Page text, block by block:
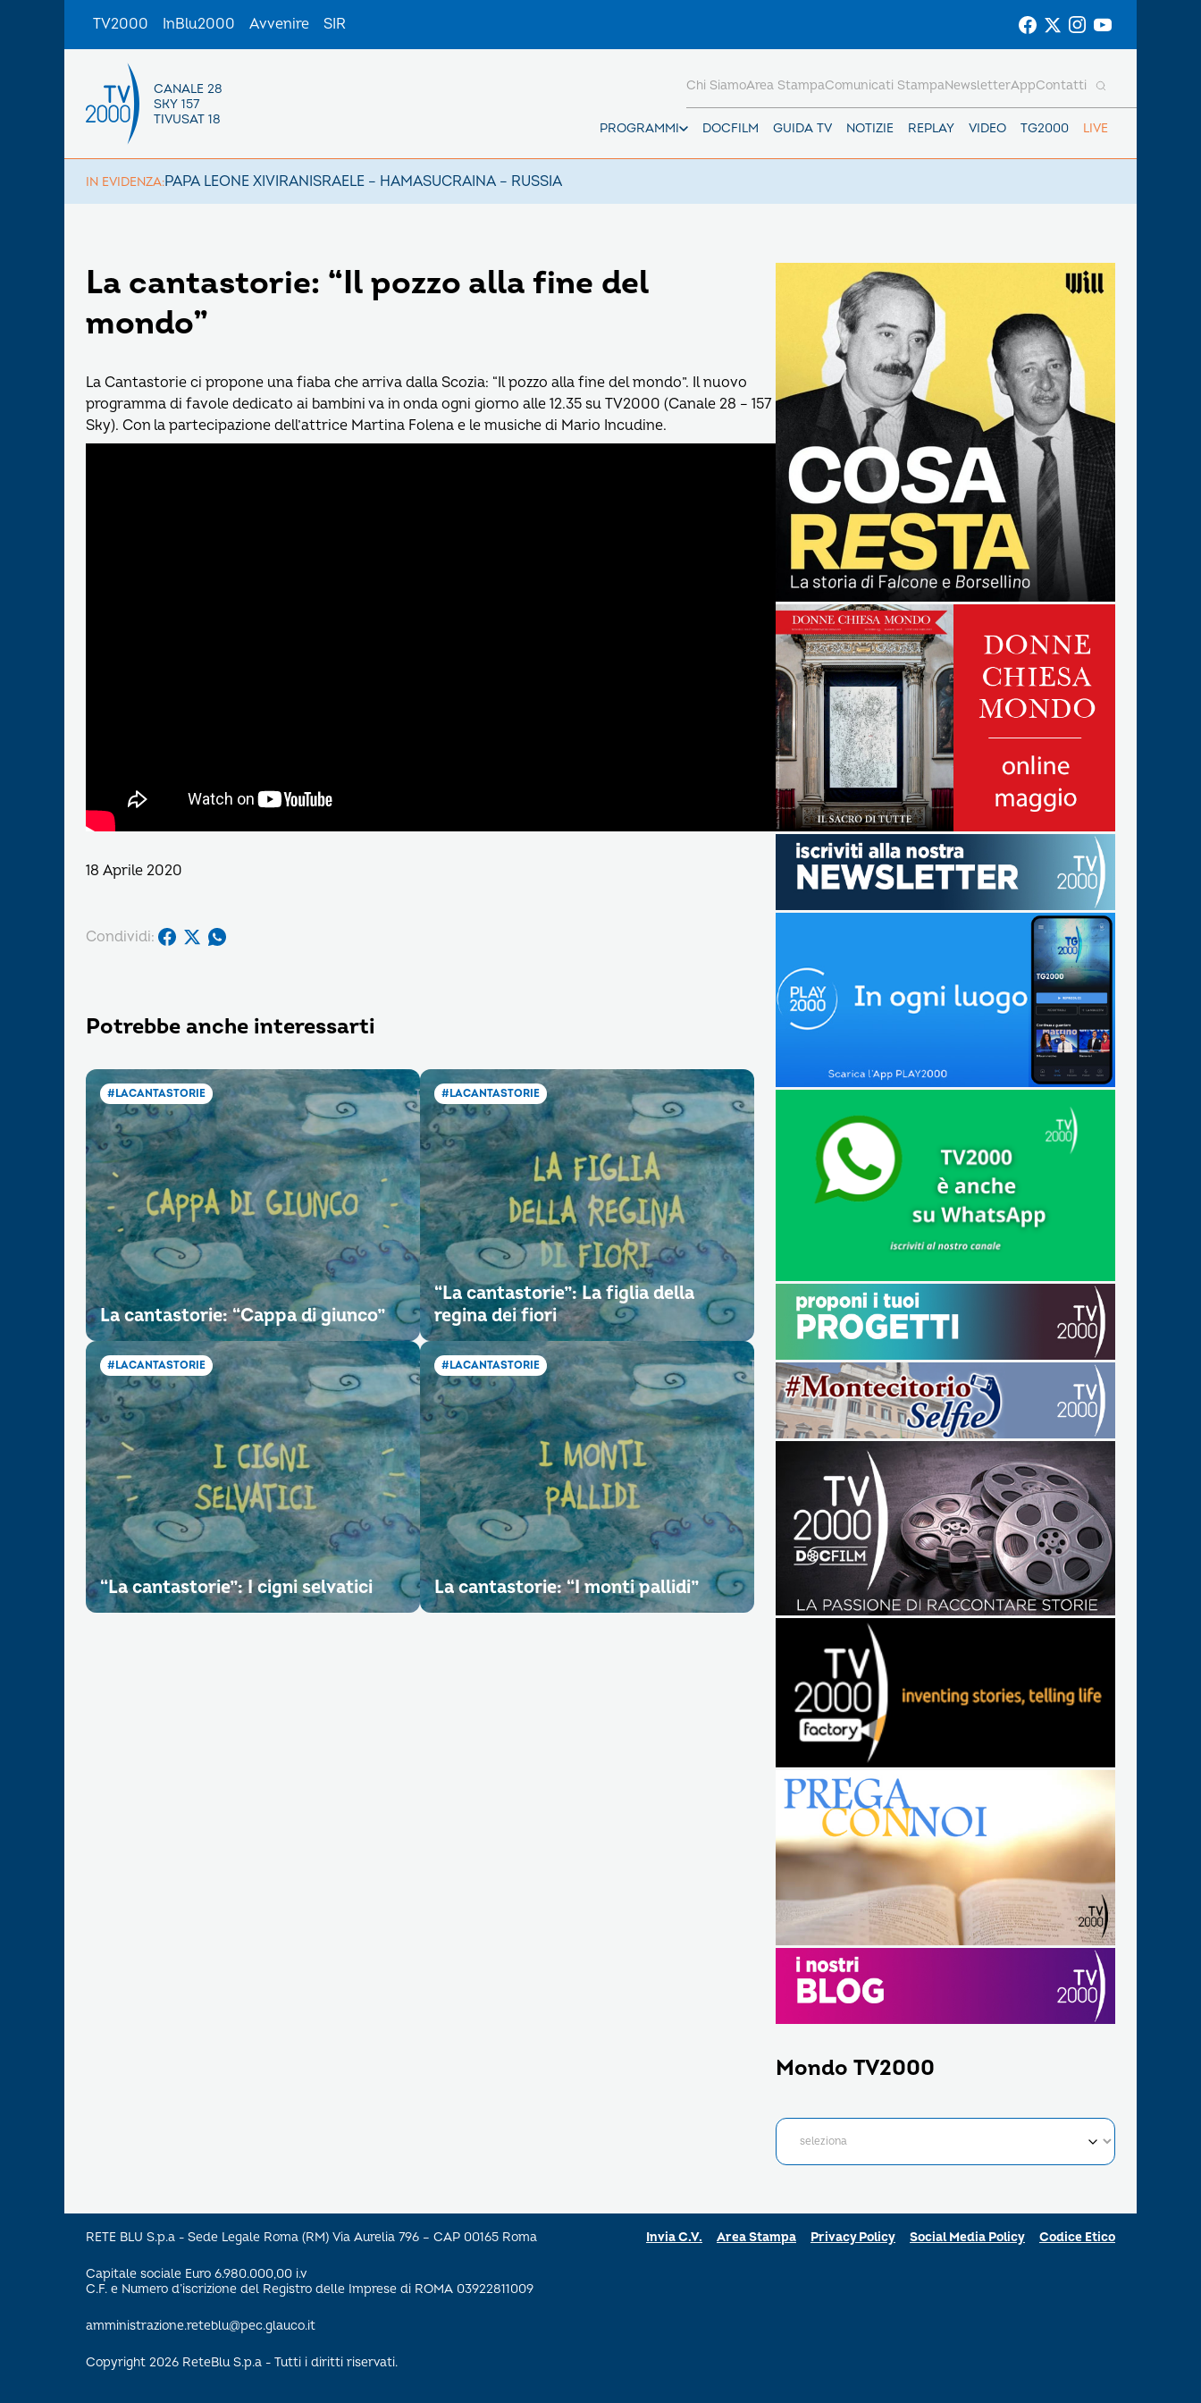
TV2000 InBlu2000 Avvenire SIR
CANALE 28
SKY 157
TIVUSAT 18
PROGRAMMI DOCFILM GUIDA TV NOTIZIE REPLAY VIDEO TG2000 LIVE
Chi SiamoArea StampaComunicati StampaNewsletterAppContatti
IN EVIDENZA:PAPA LEONE XIVIRANISRAELE – HAMASUCRAINA – RUSSIA
La cantastorie: “Il pozzo alla fine del
mondo”
La Cantastorie ci propone una fiaba che arriva dalla Scozia: “Il pozzo alla fine del mondo”. Il nuovo
programma di favole dedicato ai bambini va in onda ogni giorno alle 12.35 su TV2000 (Canale 28 – 157
Sky). Con la partecipazione dell’attrice Martina Folena e le musiche di Mario Incudine.
18 Aprile 2020
Condividi:
Potrebbe anche interessarti
#LACANTASTORIE
La cantastorie: “Cappa di giunco”
#LACANTASTORIE
“La cantastorie”: La figlia della
regina dei fiori
#LACANTASTORIE
“La cantastorie”: I cigni selvatici
#LACANTASTORIE
La cantastorie: “I monti pallidi”
Mondo TV2000
RETE BLU S.p.a - Sede Legale Roma (RM) Via Aurelia 796 – CAP 00165 Roma
Capitale sociale Euro 6.980.000,00 i.v
C.F. e Numero d’iscrizione del Registro delle Imprese di ROMA 03922811009
amministrazione.reteblu@pec.glauco.it
Copyright 2026 ReteBlu S.p.a - Tutti i diritti riservati.
Invia C.V. Area Stampa Privacy Policy Social Media Policy Codice Etico